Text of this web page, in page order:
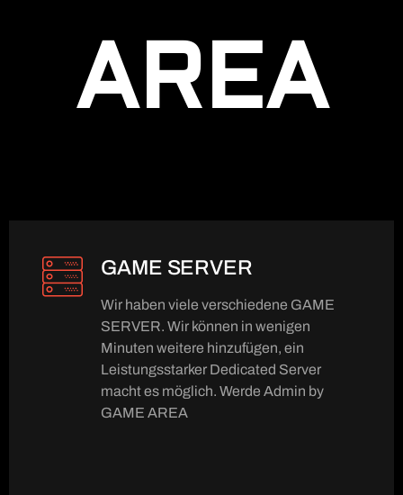
AREA
GAME SERVER
Wir haben viele verschiedene GAME
SERVER. Wir können in wenigen
Minuten weitere hinzufügen, ein
Leistungsstarker Dedicated Server
macht es möglich. Werde Admin by
GAME AREA